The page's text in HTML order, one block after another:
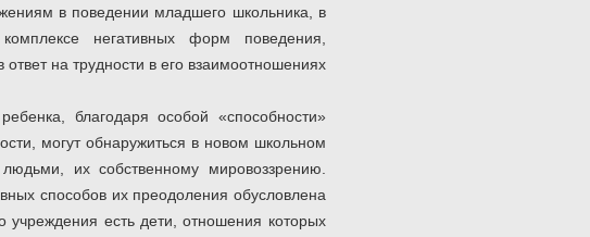
в поведении младшего школьника, в
негативных форм поведения,
на трудности в его взаимоотношениях
благодаря особой «способности»
могут обнаружиться в новом школьном
их собственному мировоззрению.
способов их преодоления обусловлена
учреждения есть дети, отношения которых